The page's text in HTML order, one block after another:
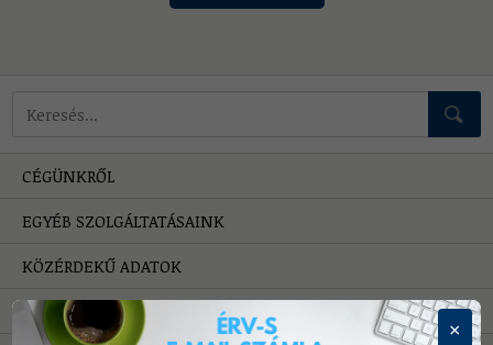
Mire keressünk?
CÉGÜNKRŐL
EGYÉB SZOLGÁLTATÁSAINK
KÖZÉRDEKŰ ADATOK
HIBAELHÁRÍTÁS
×